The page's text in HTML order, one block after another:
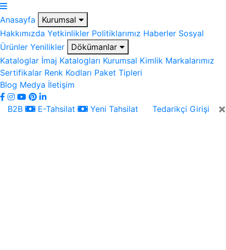
Anasayfa
Kurumsal
Hakkımızda Yetkinlikler Politiklarımız Haberler Sosyal
Ürünler Yenilikler
Dökümanlar
Kataloglar İmaj Katalogları Kurumsal Kimlik Markalarımız
Sertifikalar Renk Kodları Paket Tipleri
Blog Medya İletişim
×
B2B E-Tahsilat Yeni Tahsilat Tedarikçi Girişi